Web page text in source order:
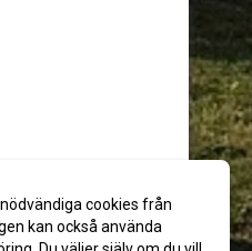
cookies från
kan också använda